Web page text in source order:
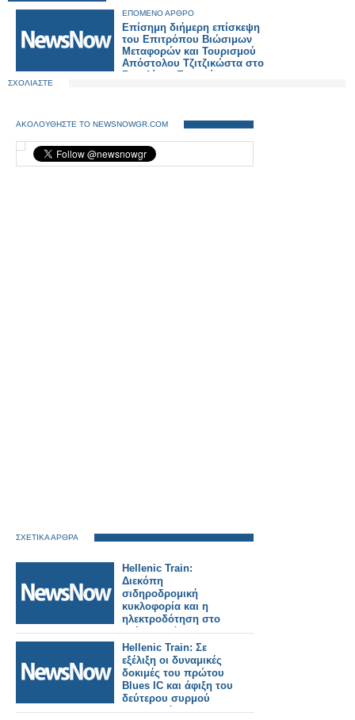
ΕΠΟΜΕΝΟ ΑΡΘΡΟ
Επίσημη διήμερη επίσκεψη
του Επιτρόπου Βιώσιμων
Μεταφορών και Τουρισμού
Απόστολου Τζιτζικώστα στο
Βερολίνο - Εγκαινίασε τη
ΣΧΟΛΙΑΣΤΕ
ΑΚΟΛΟΥΘΗΣΤΕ ΤΟ NEWSNOWGR.COM
ΣΧΕΤΙΚΑ ΑΡΘΡΑ
Hellenic Train:
Διεκόπη
σιδηροδρομική
κυκλοφορία και η
ηλεκτροδότηση στο
τμήμα Οινόη –
Χαλκίδα, εξαιτίας
πυρκαγιάς.
Hellenic Train: Σε
εξέλιξη οι δυναμικές
δοκιμές του πρώτου
Blues IC και άφιξη του
δεύτερου συρμού
στην Ελλάδα.